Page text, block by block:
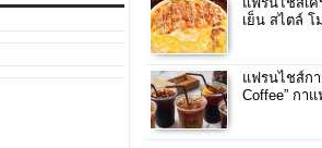
เย็น สไตล์ โ
แฟรนไชส์กา
Coffee” กา